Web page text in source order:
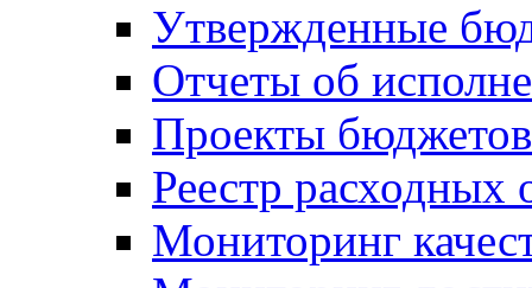
Утвержденные
Отчеты об
Проекты бюджетов
Реестр расходных
Мониторинг